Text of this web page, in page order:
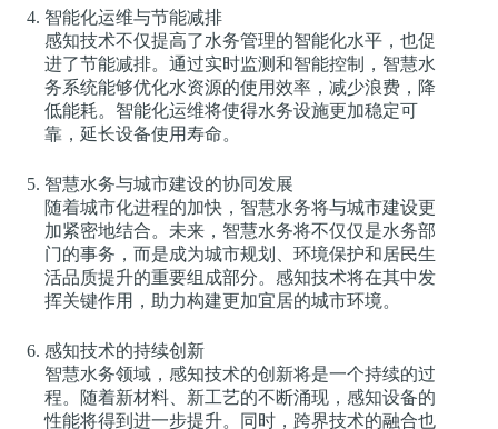
智能化运维与节能减排
感知技术不仅提高了水务管理的智能化水平，也促
进了节能减排。通过实时监测和智能控制，智慧水
务系统能够优化水资源的使用效率，减少浪费，降
低能耗。智能化运维将使得水务设施更加稳定可
靠，延长设备使用寿命。
智慧水务与城市建设的协同发展
随着城市化进程的加快，智慧水务将与城市建设更
加紧密地结合。未来，智慧水务将不仅仅是水务部
门的事务，而是成为城市规划、环境保护和居民生
活品质提升的重要组成部分。感知技术将在其中发
挥关键作用，助力构建更加宜居的城市环境。
感知技术的持续创新
智慧水务领域，感知技术的创新将是一个持续的过
程。随着新材料、新工艺的不断涌现，感知设备的
性能将得到进一步提升。同时，跨界技术的融合也